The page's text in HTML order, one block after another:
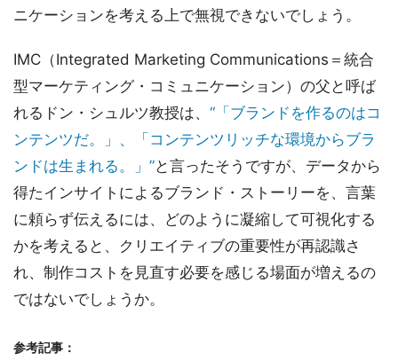
ニケーションを考える上で無視できないでしょう。
IMC（Integrated Marketing Communications＝統合
型マーケティング・コミュニケーション）の父と呼ば
れるドン・シュルツ教授は、 “「ブランドを作るのはコ
ンテンツだ。」、「コンテンツリッチな環境からブラ
ンドは生まれる。」”と言ったそうですが、データから
得たインサイトによるブランド・ストーリーを、言葉
に頼らず伝えるには、どのように凝縮して可視化する
かを考えると、クリエイティブの重要性が再認識さ
れ、制作コストを見直す必要を感じる場面が増えるの
ではないでしょうか。
参考記事：